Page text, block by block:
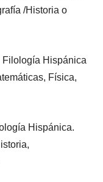
/Historia o
Filología Hispánica
Física,
Hispánica.